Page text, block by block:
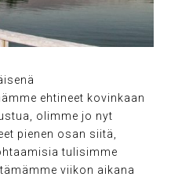
ehtineet kovinkaan
olimme jo nyt
pienen osan siitä,
tulisimme
viikon aikana